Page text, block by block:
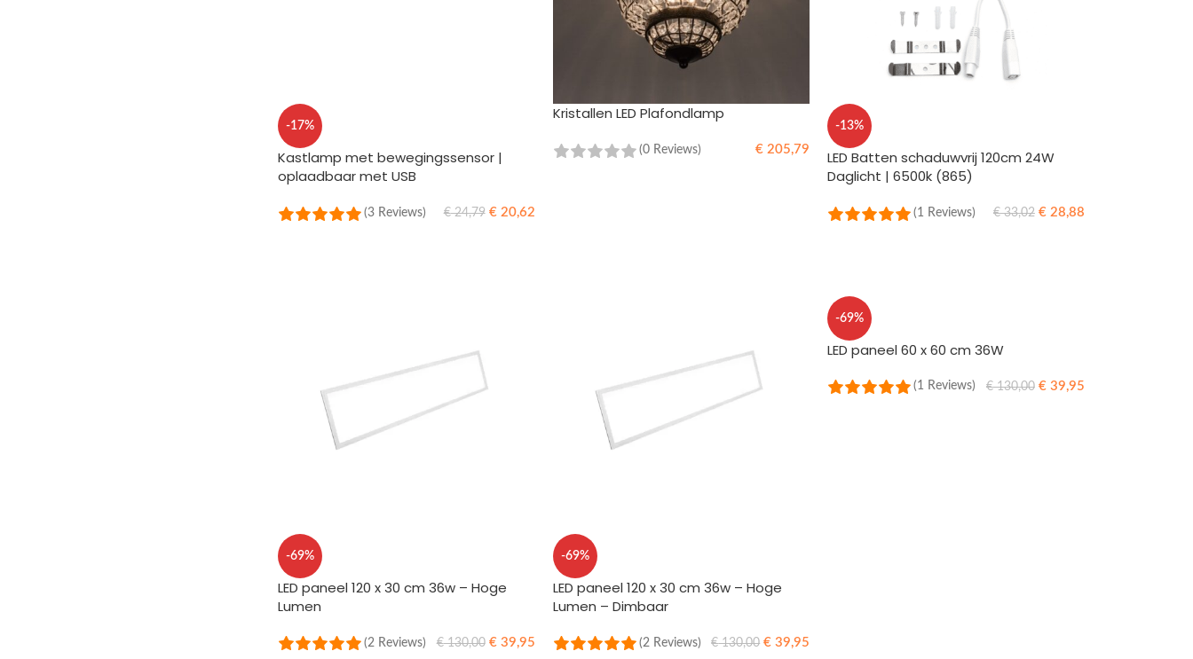
-17%
Kastlamp met bewegingssensor |
oplaadbaar met USB
(3 Reviews) €24,79 €20,62
Kristallen LED Plafondlamp
(0 Reviews) € 205,79
-13%
LED Batten schaduwvrij 120cm 24W
Daglicht | 6500k (865)
(1 Reviews) €33,02 €28,88
-69%
LED paneel 120 x 30 cm 36w – Hoge
Lumen
(2 Reviews) €130,00 €39,95
-69%
LED paneel 120 x 30 cm 36w – Hoge
Lumen – Dimbaar
(2 Reviews) €130,00 € 39,95
-69%
LED paneel 60 x 60 cm 36W
(1 Reviews) €130,00 €39,95